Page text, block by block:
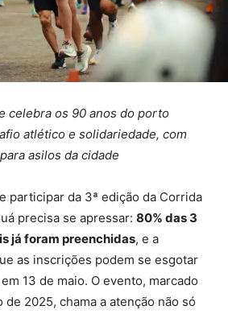
celebra os 90 anos do porto
atlético e solidariedade, com
asilos da cidade
participar da 3ª edição da Corrida
precisa se apressar: 80% das 3
já foram preenchidas, e a
as inscrições podem se esgotar
13 de maio. O evento, marcado
de 2025, chama a atenção não só